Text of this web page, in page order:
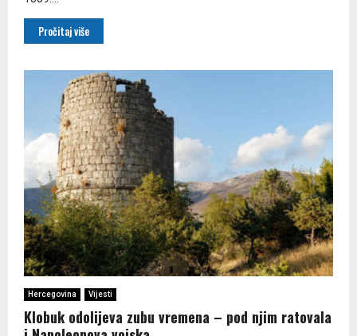
Pročitaj više
Hercegovina Vijesti
Klobuk odolijeva zubu vremena – pod njim ratovala